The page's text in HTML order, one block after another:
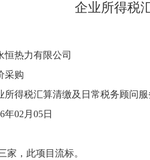
企业所得税
恒热力有限公司
采购
所得税汇算清缴及日常税务顾问服
年02月05日
家，此项目流标。